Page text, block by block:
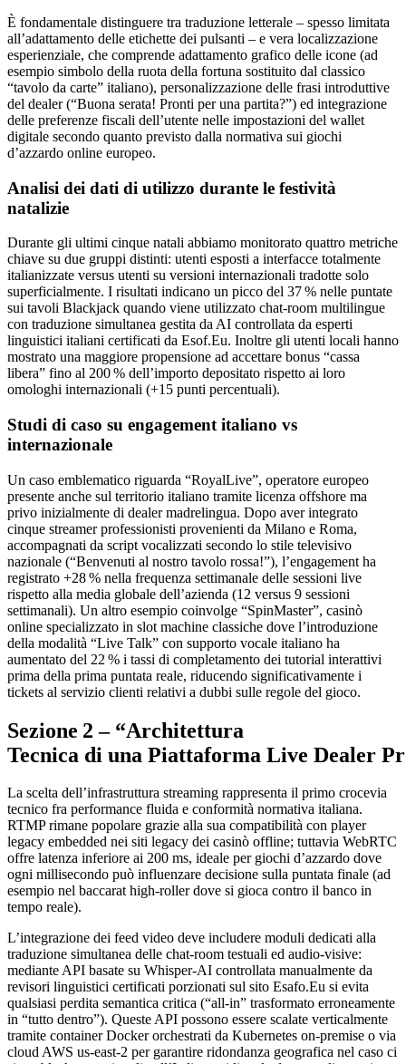
È fondamentale distinguere tra traduzione letterale – spesso limitata
all’adattamento delle etichette dei pulsanti – e vera localizzazione
esperienziale, che comprende adattamento grafico delle icone (ad
esempio simbolo della ruota della fortuna sostituito dal classico
“tavolo da carte” italiano), personalizzazione delle frasi introduttive
del dealer (“Buona serata! Pronti per una partita?”) ed integrazione
delle preferenze fiscali dell’utente nelle impostazioni del wallet
digitale secondo quanto previsto dalla normativa sui giochi
d’azzardo online europeo.
Analisi dei dati di utilizzo durante le festività
natalizie
Durante gli ultimi cinque natali abbiamo monitorato quattro metriche
chiave su due gruppi distinti: utenti esposti a interfacce totalmente
italianizzate versus utenti su versioni internazionali tradotte solo
superficialmente. I risultati indicano un picco del 37 % nelle puntate
sui tavoli Blackjack quando viene utilizzato chat‑room multilingue
con traduzione simultanea gestita da AI controllata da esperti
linguistici italiani certificati da Esof.Eu. Inoltre gli utenti locali hanno
mostrato una maggiore propensione ad accettare bonus “cassa
libera” fino al 200 % dell’importo depositato rispetto ai loro
omologhi internazionali (+15 punti percentuali).
Studi di caso su engagement italiano vs
internazionale
Un caso emblematico riguarda “RoyalLive”, operatore europeo
presente anche sul territorio italiano tramite licenza offshore ma
privo inizialmente di dealer madrelingua. Dopo aver integrato
cinque streamer professionisti provenienti da Milano e Roma,
accompagnati da script vocalizzati secondo lo stile televisivo
nazionale (“Benvenuti al nostro tavolo rossa!”), l’engagement ha
registrato +28 % nella frequenza settimanale delle sessioni live
rispetto alla media globale dell’azienda (12 versus 9 sessioni
settimanali). Un altro esempio coinvolge “SpinMaster”, casinò
online specializzato in slot machine classiche dove l’introduzione
della modalità “Live Talk” con supporto vocale italiano ha
aumentato del 22 % i tassi di completamento dei tutorial interattivi
prima della prima puntata reale, riducendo significativamente i
tickets al servizio clienti relativi a dubbi sulle regole del gioco.
Sezione 2 – “Architettura
Tecnica di una Piattaforma Live Dealer
La scelta dell’infrastruttura streaming rappresenta il primo crocevia
tecnico fra performance fluida e conformità normativa italiana.
RTMP rimane popolare grazie alla sua compatibilità con player
legacy embedded nei siti legacy dei casinò offline; tuttavia WebRTC
offre latenza inferiore ai 200 ms, ideale per giochi d’azzardo dove
ogni millisecondo può influenzare decisione sulla puntata finale (ad
esempio nel baccarat high‑roller dove si gioca contro il banco in
tempo reale).
L’integrazione dei feed video deve includere moduli dedicati alla
traduzione simultanea delle chat‑room testuali ed audio‑visive:
mediante API basate su Whisper‑AI controllata manualmente da
revisori linguistici certificati porzionati sul sito Esafo.Eu si evita
qualsiasi perdita semantica critica (“all‑in” trasformato erroneamente
in “tutto dentro”). Queste API possono essere scalate verticalmente
tramite container Docker orchestrati da Kubernetes on‑premise o via
cloud AWS us-east‑2 per garantire ridondanza geografica nel caso ci